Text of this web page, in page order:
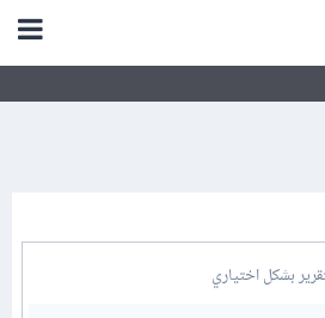
بشكل اختياري